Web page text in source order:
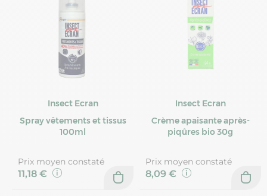
Insect Ecran
Spray vêtements et tissus
100ml
Prix moyen constaté
11,18 €
Insect Ecran
Crème apaisante après-
piqûres bio 30g
Prix moyen constaté
8,09 €